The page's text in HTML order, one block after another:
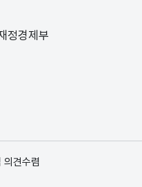
정경제부
의견수렴